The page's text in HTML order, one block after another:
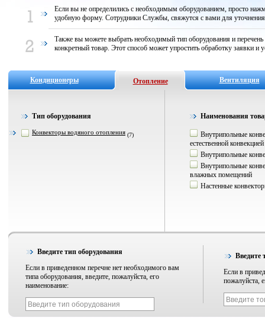
Если вы не определились с необходимым оборудованием, просто
удобную форму. Сотрудники Службы, свяжутся с вами для
Также вы можете выбрать необходимый тип оборудования и
конкретный товар. Этот способ может упростить обработку заявки и
Кондиционеры Отопление Вентиляция
Тип оборудования
Конвекторы водяного отопления (7)
Наименования
Внутрипольные
естественной конвекцией
Внутрипольные
Внутрипольные
влажных помещений
Настенные
Введите тип оборудования
Если в приведенном перечне нет необходимого вам
типа оборудования, введите, пожалуйста, его
наименование:
Введите
Если в
пожалуйста,